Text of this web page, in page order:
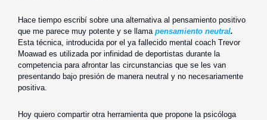
Hace tiempo escribí sobre una alternativa al pensamiento positivo
que me parece muy potente y se llama pensamiento neutral.
Esta técnica, introducida por el ya fallecido mental coach Trevor
Moawad es utilizada por infinidad de deportistas durante la
competencia para afrontar las circunstancias que se les van
presentando bajo presión de manera neutral y no necesariamente
positiva.
Hoy quiero compartir otra herramienta que propone la psicóloga